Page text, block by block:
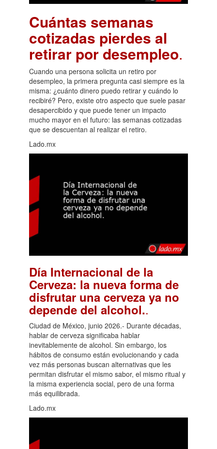
Cuántas semanas
cotizadas pierdes al
retirar por desempleo.
Cuando una persona solicita un retiro por
desempleo, la primera pregunta casi siempre es la
misma: ¿cuánto dinero puedo retirar y cuándo lo
recibiré? Pero, existe otro aspecto que suele pasar
desapercibido y que puede tener un impacto
mucho mayor en el futuro: las semanas cotizadas
que se descuentan al realizar el retiro.
Lado.mx
Día Internacional de la
Cerveza: la nueva forma de
disfrutar una cerveza ya no
depende del alcohol..
Ciudad de México, junio 2026.- Durante décadas,
hablar de cerveza significaba hablar
inevitablemente de alcohol. Sin embargo, los
hábitos de consumo están evolucionando y cada
vez más personas buscan alternativas que les
permitan disfrutar el mismo sabor, el mismo ritual y
la misma experiencia social, pero de una forma
más equilibrada.
Lado.mx